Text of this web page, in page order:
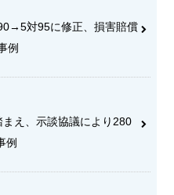
対95に修正、損害賠償
例
え、示談協議により280
例